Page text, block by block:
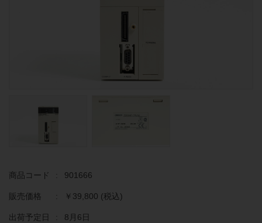
商品コード : 901666
販売価格 : ￥39,800 (税込)
出荷予定日 : 8月6日